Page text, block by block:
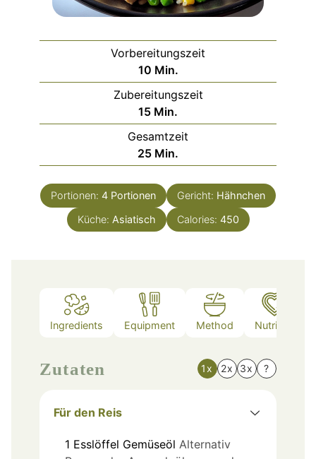
Vorbereitungszeit
10Minuten
Min.
Zubereitungszeit
15Minuten
Min.
Gesamtzeit
25Minuten
Min.
Portionen: 4 Portionen Gericht: Hähnchen
Küche: Asiatisch Calories: 450
Ingredients Equipment Method Nutrition
Zutaten 1x 2x 3x ?
Für den Reis
1 Esslöffel Gemüseöl Alternativ